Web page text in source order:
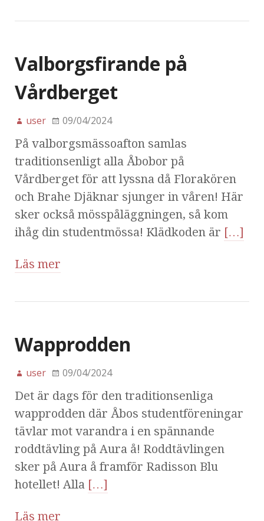
Valborgsfirande på
Vårdberget
user 09/04/2024
På valborgsmässoafton samlas
traditionsenligt alla Åbobor på
Vårdberget för att lyssna då Florakören
och Brahe Djäknar sjunger in våren! Här
sker också mösspåläggningen, så kom
ihåg din studentmössa! Klädkoden är […]
Läs mer
Wapprodden
user 09/04/2024
Det är dags för den traditionsenliga
wapprodden där Åbos studentföreningar
tävlar mot varandra i en spännande
roddtävling på Aura å! Roddtävlingen
sker på Aura å framför Radisson Blu
hotellet! Alla […]
Läs mer